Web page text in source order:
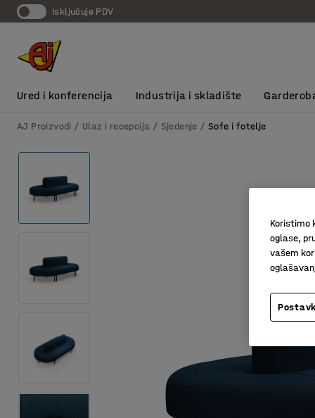
Isključuje PDV
Ured i konferencija Industrija i skladište
AJ Proizvodi Ulaz i recepcija Sjedenje Sofe i fotelje
Koristimo
oglase,
vašem